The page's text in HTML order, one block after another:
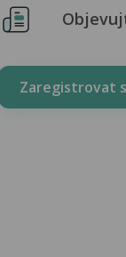
Zaregistrovat